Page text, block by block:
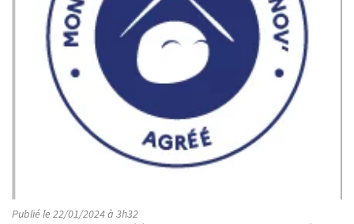
Publié le 22/01/2024 à 3h32